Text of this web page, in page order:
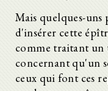
Mais quelques-
d'insérer cette
comme traitant un
concernant qu'un
ceux qui font ces